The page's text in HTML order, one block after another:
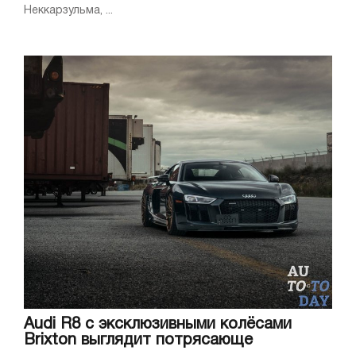
Неккарзульма, ...
Audi R8 с эксклюзивными колёсами
Brixton выглядит потрясающе